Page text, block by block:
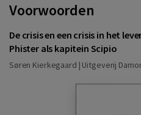
Voorwoorden
De crisis en een crisis in het
Phister als kapitein Scipio
Søren Kierkegaard | Uitgeverij